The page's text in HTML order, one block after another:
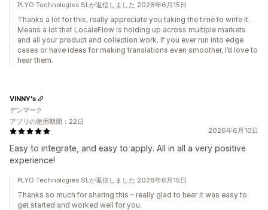
PLYO Technologies SLが返信しました 2026年6月15日
Thanks a lot for this, really appreciate you taking the time to write it.
Means a lot that LocaleFlow is holding up across multiple markets
and all your product and collection work. If you ever run into edge
cases or have ideas for making translations even smoother, I’d love to
hear them.
2026年6月10日
Easy to integrate, and easy to apply. All in all a very positive
experience!
VINNY's
デンマーク
アプリの使用期間：22日
PLYO Technologies SLが返信しました 2026年6月15日
Thanks so much for sharing this - really glad to hear it was easy to
get started and worked well for you.